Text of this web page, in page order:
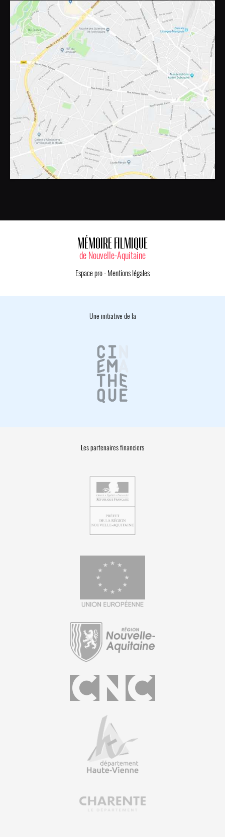
MÉMOIRE FILMIQUE
de Nouvelle-Aquitaine
Espace pro- Mentions légales
Une initiative de la
Les partenaires financiers